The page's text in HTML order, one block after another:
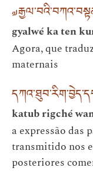
gyalwé ka ten
Agora, que
maternais
katub rigché
a expressão das
transmitido nos
posteriores